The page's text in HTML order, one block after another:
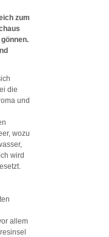
zum
die
und
wozu
wird
allem